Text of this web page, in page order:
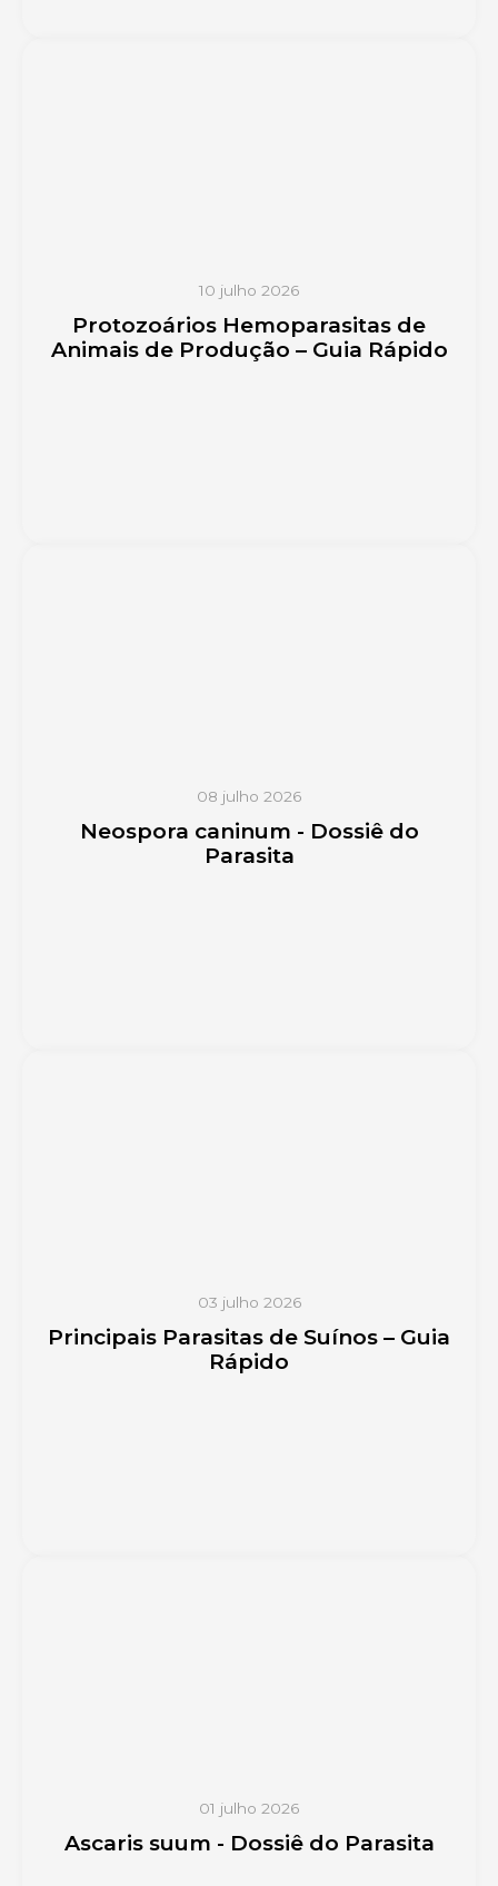
10 julho 2026
Protozoários Hemoparasitas de
Animais de Produção – Guia Rápido
08 julho 2026
Neospora caninum - Dossiê do
Parasita
03 julho 2026
Principais Parasitas de Suínos – Guia
Rápido
01 julho 2026
Ascaris suum - Dossiê do Parasita